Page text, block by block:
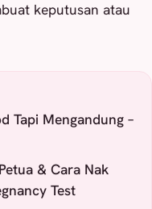
keputusan atau
Tapi Mengandung –
& Cara Nak
Test